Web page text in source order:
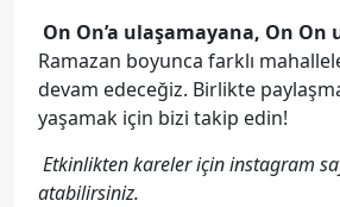
On On’a ulaşamayana, On On
Ramazan boyunca farklı
devam edeceğiz. Birlikte
yaşamak için bizi takip edin!
Etkinlikten kareler için instagram
atabilirsiniz.